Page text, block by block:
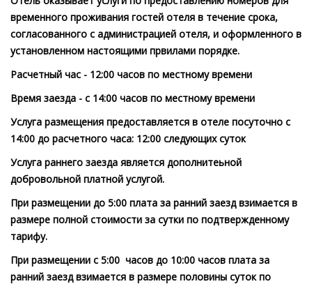
временного проживания гостей отеля в течение срока,
согласованного с администрацией отеля, и оформленного в
установленном настоящими првилами порядке.
Расчетный час - 12:00 часов по местному времени
Время заезда - с 14:00 часов по местному времени
Услуга размещения предоставляется в отеле посуточно с
14:00 до расчетного часа: 12:00 следующих суток
Услуга раннего заезда является дополнитеьной
добровольной платной услугой.
При размещении до 5:00 плата за ранний заезд взимается в
размере полной стоимости за сутки по подтвержденному
тарифу.
При размещении с 5:00 часов до 10:00 часов плата за
ранний заезд взимается в размере половины суток по